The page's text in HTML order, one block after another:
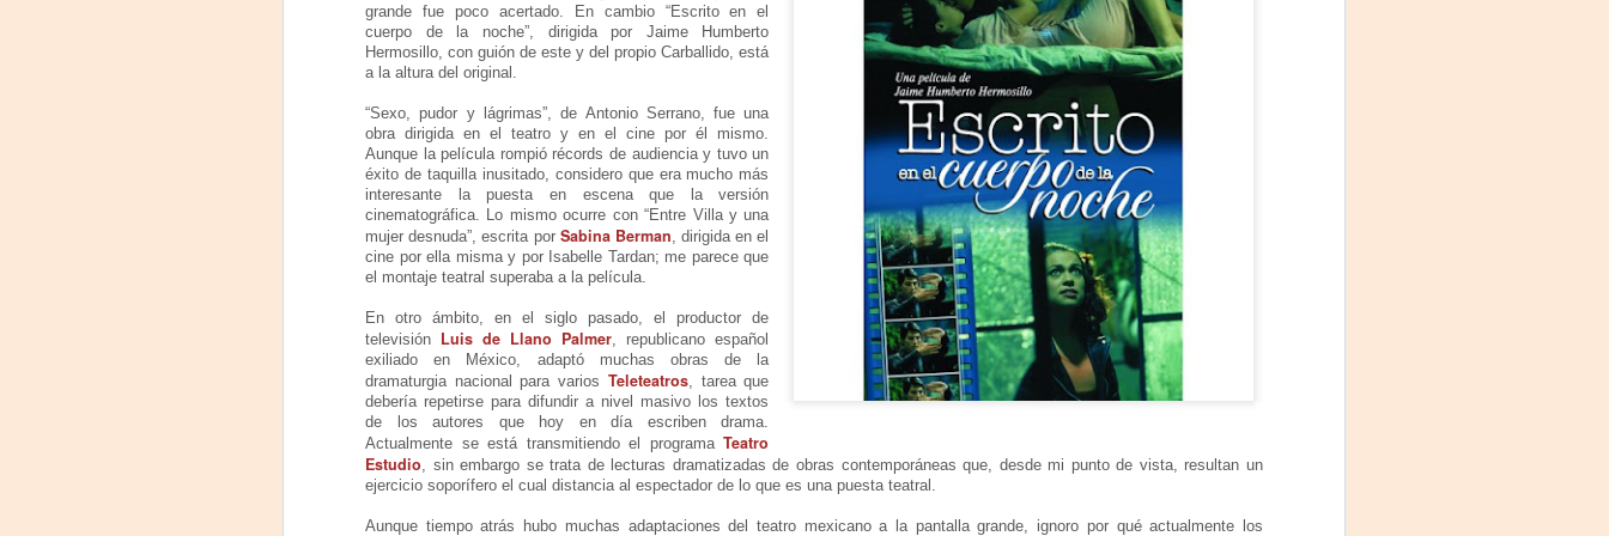
grande fue poco acertado. En cambio “Escrito en el
cuerpo de la noche”, dirigida por Jaime Humberto
Hermosillo, con guión de este y del propio Carballido, está
a la altura del original.
“Sexo, pudor y lágrimas”, de Antonio Serrano, fue una
obra dirigida en el teatro y en el cine por él mismo.
Aunque la película rompió récords de audiencia y tuvo un
éxito de taquilla inusitado, considero que era mucho más
interesante la puesta en escena que la versión
cinematográfica. Lo mismo ocurre con “Entre Villa y una
mujer desnuda”, escrita por Sabina Berman, dirigida en el
cine por ella misma y por Isabelle Tardan; me parece que
el montaje teatral superaba a la película.
En otro ámbito, en el siglo pasado, el productor de
televisión Luis de Llano Palmer, republicano español
exiliado en México, adaptó muchas obras de la
dramaturgia nacional para varios Teleteatros, tarea que
debería repetirse para difundir a nivel masivo los textos
de los autores que hoy en día escriben drama.
Actualmente se está transmitiendo el programaTeatro
Estudio, sin embargo se trata de lecturas dramatizadas de obras contemporáneas que, desde mi punto de vista, resultan un
ejercicio soporífero el cual distancia al espectador de lo que es una puesta teatral.
Aunque tiempo atrás hubo muchas adaptaciones del teatro mexicano a la pantalla grande, ignoro por qué actualmente los
Diseño audiovisual Lour Medina
JUL
17
Frida Kahlo Viva la Vida - Trujillo
Viernes 17 de julio, 7pm
La obra del dramaturgo mexicano Humberto Robles llega por primera
vez a Trujillo, producida por Olmo Teatro.
Con la actuación magistral de Carmita Pinedo y César Florez (Íkaro
Teatro), esta puesta en escena revive las etapas de la vida de Frida
con emociones profundas, acciones precisas y un vestuario único.
Un homenaje vibrante a la fuerza, el arte y la pasión de una de las
artistas más icónicas de México.
JUL
12
Que no se culpe a nadie de mi muerte - Mendoza
Avant Premiere: 14 de junio, 20 hrs.
Próximo estreno: 28 de junio, 20 hrs.
Función en El Círculo Teatro: 12 de julio
Con Viviana Manzanares
Dir. Facundo Fozco